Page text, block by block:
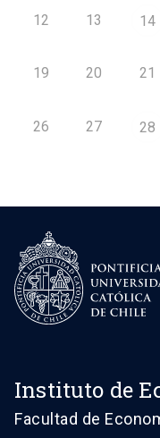
12 13 14
19 20 21
26 27 28
Instituto de
Facultad de